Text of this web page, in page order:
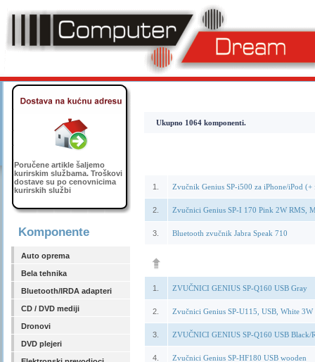
Poručene artikle šaljemo
kurirskim službama. Troškovi
dostave su po cenovnicima
kurirskih službi
Komponente
Auto oprema
Bela tehnika
Bluetooth/IRDA adapteri
CD / DVD mediji
Dronovi
DVD plejeri
Ukupno 1064 komponenti.
1. Zvučnik Genius SP-i500 za iPhone/iPod
2. Zvučnici Genius SP-I 170 Pink 2W RMS,
3. Bluetooth zvučnik Jabra Speak 710
1. ZVUČNICI GENIUS SP-Q160 USB Gray
2. Zvučnici Genius SP-U115, USB, White 3W
3. ZVUČNICI GENIUS SP-Q160 USB Black/
4. Zvučnici Genius SP-HF180 USB wooden